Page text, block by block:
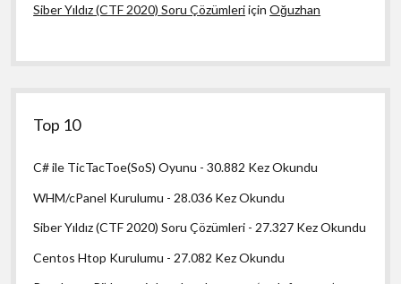
Siber Yıldız (CTF 2020) Soru ÇözümleriiçinOğuzhan
Top 10
C# ile TicTacToe(SoS) Oyunu - 30.882 Kez Okundu
WHM/cPanel Kurulumu - 28.036 Kez Okundu
Siber Yıldız (CTF 2020) Soru Çözümleri - 27.327 Kez Okundu
Centos Htop Kurulumu - 27.082 Kez Okundu